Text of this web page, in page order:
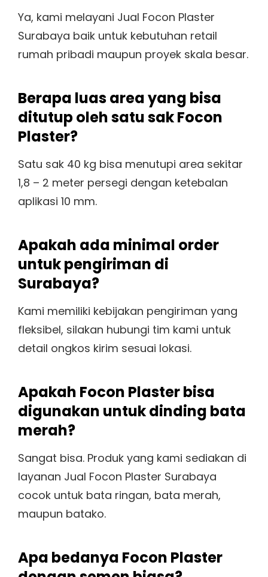
Ya, kami melayani Jual Focon Plaster
Surabaya baik untuk kebutuhan retail
rumah pribadi maupun proyek skala besar.
Berapa luas area yang bisa
ditutup oleh satu sak Focon
Plaster?
Satu sak 40 kg bisa menutupi area sekitar
1,8 – 2 meter persegi dengan ketebalan
aplikasi 10 mm.
Apakah ada minimal order
untuk pengiriman di
Surabaya?
Kami memiliki kebijakan pengiriman yang
fleksibel, silakan hubungi tim kami untuk
detail ongkos kirim sesuai lokasi.
Apakah Focon Plaster bisa
digunakan untuk dinding bata
merah?
Sangat bisa. Produk yang kami sediakan di
layanan Jual Focon Plaster Surabaya
cocok untuk bata ringan, bata merah,
maupun batako.
Apa bedanya Focon Plaster